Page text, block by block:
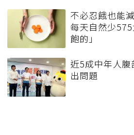
不必忍餓也能
每天自然少
飽的」
近5成中年人
出問題